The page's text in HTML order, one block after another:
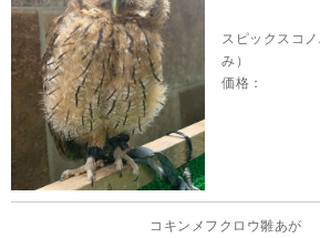
スピックスコ
み）
価格：
コキンメフクロウ雛あが